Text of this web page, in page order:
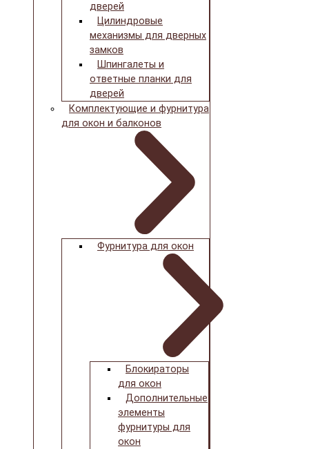
дверей
Цилиндровые
механизмы для дверных
замков
Шпингалеты и
ответные планки для
дверей
Комплектующие и фурнитура
для окон и балконов
Фурнитура для окон
Блокираторы
для окон
Дополнительные
элементы
фурнитуры для
окон